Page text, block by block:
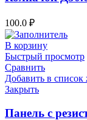
100.0 ₽
В корзину
Быстрый просмотр
Сравнить
Добавить в список
Закрыть
Панель с